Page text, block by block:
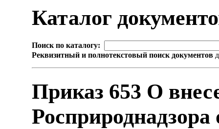
Каталог
Поиск по каталогу:
Реквизитный и полнотекстовый поиск документов
Приказ 653 О
Росприроднадзора